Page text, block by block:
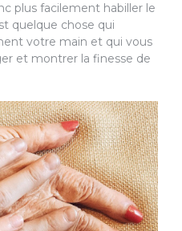
plus facilement habiller le
quelque chose qui
votre main et qui vous
et montrer la finesse de